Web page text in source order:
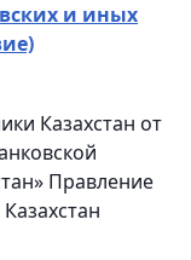
и иных
Казахстан от
Правление